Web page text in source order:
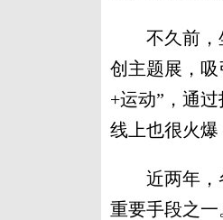
不久前，坐
创主题展，
+运动”，通
线上也很火爆
近两年，各
重要手段之一